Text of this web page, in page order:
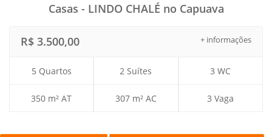
Casas - LINDO CHALÉ no Capuava
+ informações
R$ 3.500,00
5 Quartos 2 Suítes 3 WC
350 m² AT 307 m² AC 3 Vaga